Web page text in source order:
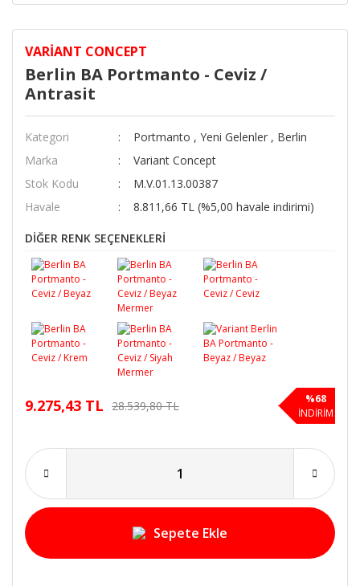
VARIANT CONCEPT
Berlin BA Portmanto - Ceviz /
Antrasit
Kategori Portmanto , Yeni Gelenler , Berlin
Marka
Variant Concept
Stok Kodu
M.V.01.13.00387
Havale
8.811,66 TL (%5,00 havale indirimi)
DİĞER RENK SEÇENEKLERİ
9.275,43 TL 28.539,80 TL
%68
İNDİRİM
Sepete Ekle